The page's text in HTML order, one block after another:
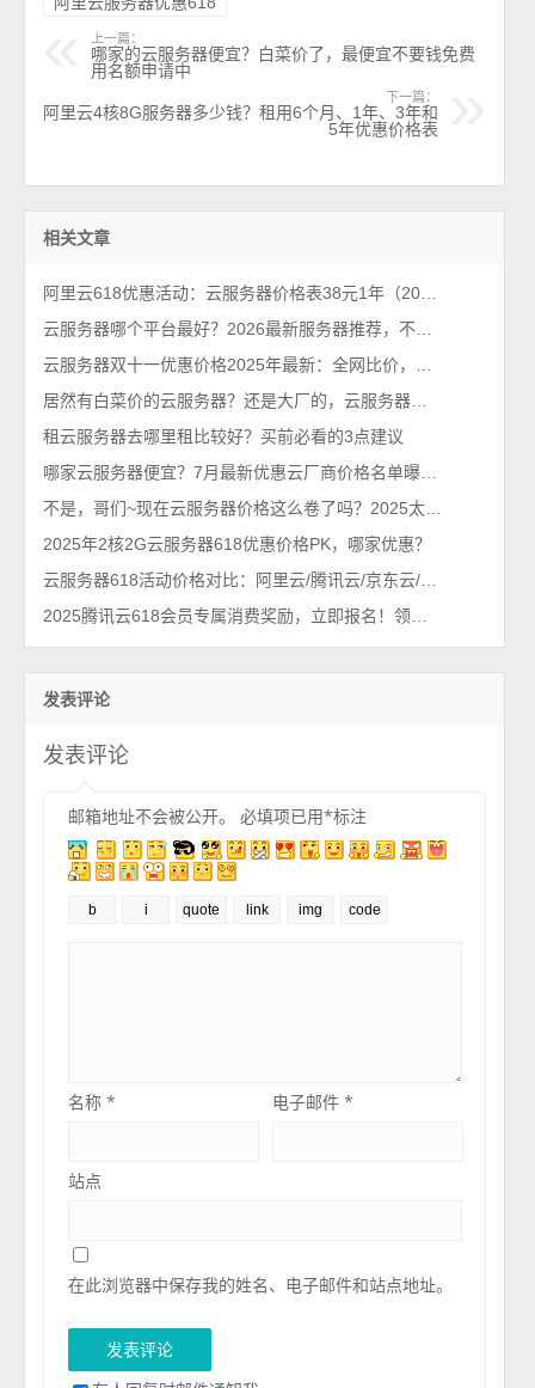
上一篇：
哪家的云服务器便宜？白菜价了，最便宜不要钱免费
用名额申请中
下一篇：
阿里云4核8G服务器多少钱？租用6个月、1年、3年和
5年优惠价格表
相关文章
租云服务器去哪里租比较好？买前必看的3点建议
2025年2核2G云服务器618优惠价格PK，哪家优惠？
发表评论
发表评论
邮箱地址不会被公开。 必填项已用*标注
名称* 电子邮件*
站点
在此浏览器中保存我的姓名、电子邮件和站点地址。